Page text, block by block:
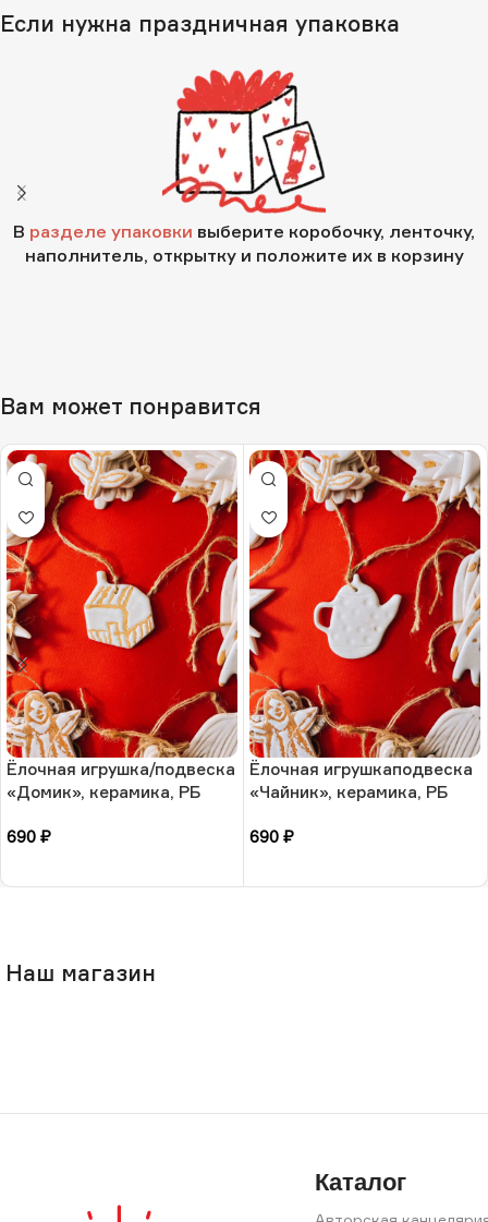
Если нужна праздничная упаковка
В разделе упаковки выберите коробочку, ленточку,
наполнитель, открытку и положите их в корзину
Вам может понравится
Ёлочная игрушка/подвеска
«Домик», керамика, РБ
690 ₽
Ёлочная игрушкаподвеска
«Чайник», керамика, РБ
690 ₽
Наш магазин
Каталог